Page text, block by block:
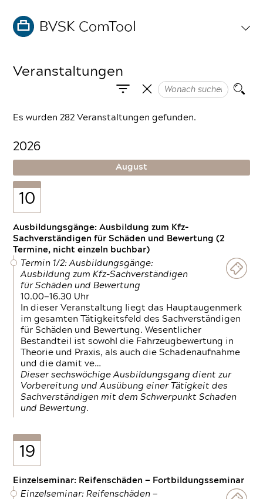
Veranstaltungen
Es wurden 282 Veranstaltungen gefunden.
2026
August
10
Ausbildungsgänge: Ausbildung zum Kfz-
Sachverständigen für Schäden und Bewertung (2
Termine, nicht einzeln buchbar)
Termin 1/2: Ausbildungsgänge:
Ausbildung zum Kfz-Sachverständigen
für Schäden und Bewertung
10.00—16.30 Uhr
In dieser Veranstaltung liegt das Hauptaugenmerk
im gesamten Tätigkeitsfeld des Sachverständigen
für Schäden und Bewertung. Wesentlicher
Bestandteil ist sowohl die Fahrzeugbewertung in
Theorie und Praxis, als auch die Schadenaufnahme
und die damit ve…
Dieser sechswöchige Ausbildungsgang dient zur
Vorbereitung und Ausübung einer Tätigkeit des
Sachverständigen mit dem Schwerpunkt Schaden
und Bewertung.
19
Einzelseminar: Reifenschäden — Fortbildungsseminar
Einzelseminar: Reifenschäden —